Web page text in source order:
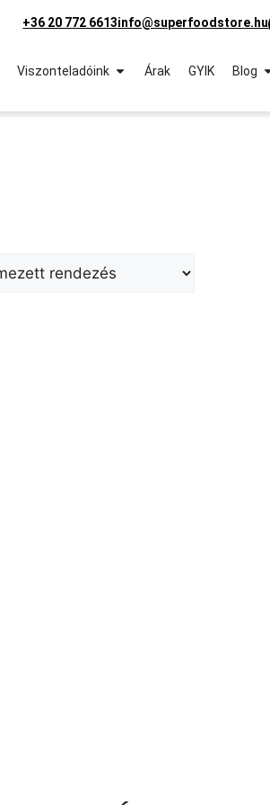
+36 20 772 6613info@superfoodstore.hu
Viszonteladóink Árak GYIK Blog